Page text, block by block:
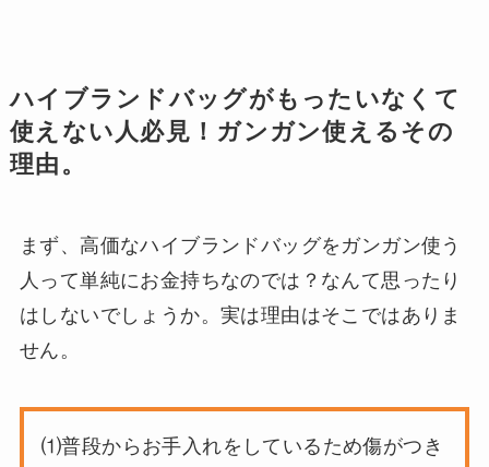
ハイブランドバッグがもったいなくて
使えない人必見！ガンガン使えるその
理由。
まず、高価なハイブランドバッグをガンガン使う
人って単純にお金持ちなのでは？なんて思ったり
はしないでしょうか。実は理由はそこではありま
せん。
⑴普段からお手入れをしているため傷がつき